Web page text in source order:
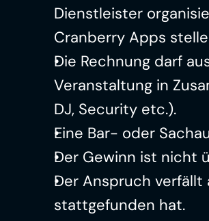
Dienstleister
Cranberry Apps
Die Rechnung darf
Veranstaltung in
DJ, Security etc.).
Eine Bar- oder
Der Gewinn ist nicht
Der Anspruch verfällt
stattgefunden hat.